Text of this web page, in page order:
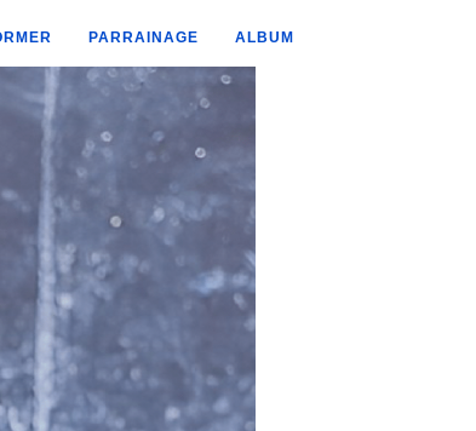
PARRAINAGE ALBUM